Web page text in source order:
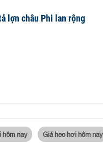
lợn châu Phi lan rộng
nay Giá heo hơi hôm nay